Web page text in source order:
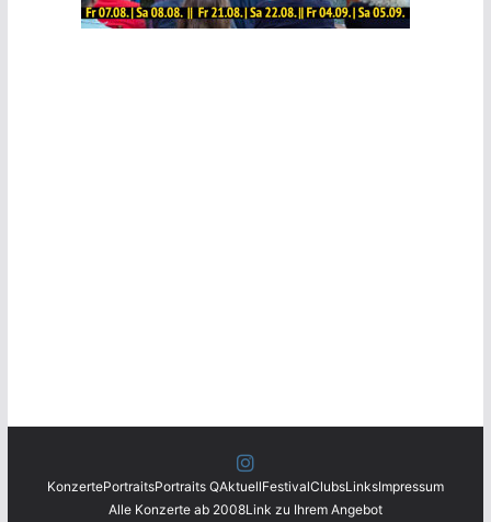
KonzertePortraitsPortraits QAktuellFestivalClubsLinksImpressum
Alle Konzerte ab 2008Link zu Ihrem Angebot